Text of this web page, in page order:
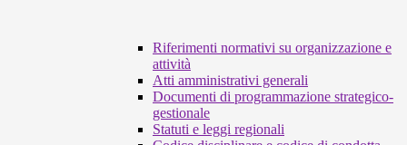
Riferimenti normativi su organizzazione e
attività
Atti amministrativi generali
Documenti di programmazione strategico-
gestionale
Statuti e leggi regionali